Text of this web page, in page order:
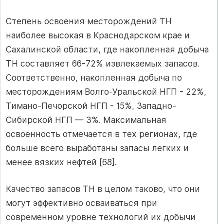
Степень освоения месторождений ТН
наиболее высокая в Краснодарском крае и
Сахалинской области, где накопленная добыча
ТН составляет 66-72% извлекаемых запасов.
Соответственно, накопленная добыча по
месторождениям Волго-Уральской НГП - 22%,
Тимано-Печорской НГП - 15%, Западно-
Сибирской НГП — 3%. Максимальная
освоенность отмечается в тех регионах, где
больше всего выработаны запасы легких и
менее вязких нефтей [68].
Качество запасов ТН в целом таково, что они
могут эффективно осваиваться при
современном уровне технологий их добычи